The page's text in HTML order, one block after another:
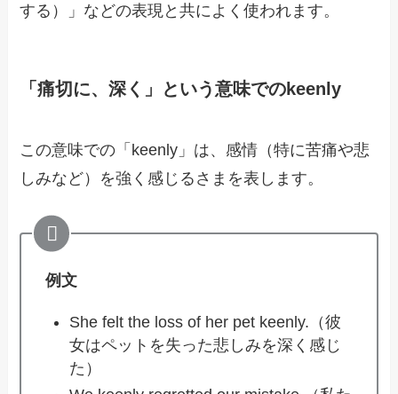
する）」などの表現と共によく使われます。
「痛切に、深く」という意味でのkeenly
この意味での「keenly」は、感情（特に苦痛や悲
しみなど）を強く感じるさまを表します。
例文
She felt the loss of her pet keenly.（彼
女はペットを失った悲しみを深く感じ
た）